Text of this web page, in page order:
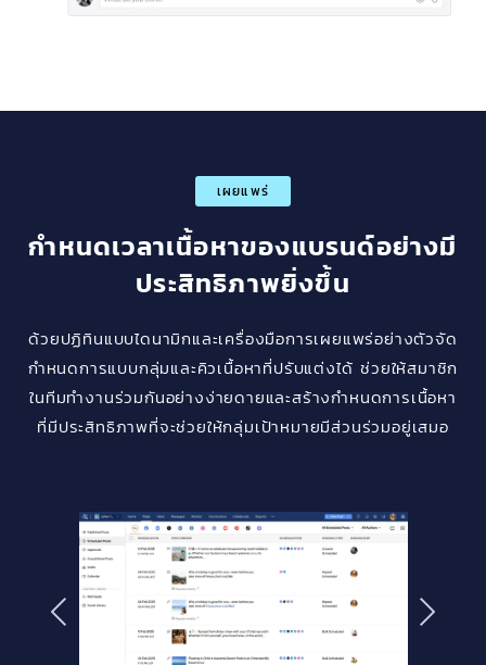
เผยแพร่
กำหนดเวลาเนื้อหาของแบรนด์อย่างมี
ประสิทธิภาพยิ่งขึ้น
ด้วยปฏิทินแบบไดนามิกและเครื่องมือการเผยแพร่อย่างตัวจัด
กำหนดการแบบกลุ่มและคิวเนื้อหาที่ปรับแต่งได้ ช่วยให้สมาชิก
ในทีมทำงานร่วมกันอย่างง่ายดายและสร้างกำหนดการเนื้อหา
ที่มีประสิทธิภาพที่จะช่วยให้กลุ่มเป้าหมายมีส่วนร่วมอยู่เสมอ
Previous Next